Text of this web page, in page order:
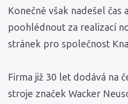
Konečně však nadešel čas
poohlédnout za realizací
stránek pro společnost
Firma již 30 let dodává na
stroje značek Wacker